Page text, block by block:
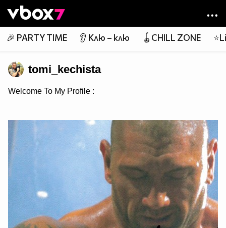
👾
🎉 PARTY TIME 👂 Клю – клю 🪀CHILL ZONE
tomi_kechista
Welcome To My Profile :